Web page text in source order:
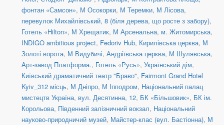
фонтан «Самсон», М Осокорки, М Теремки, М Лісова,
перевулок Михайлівський, 8 (біля дерева, що росте з забору),
Готель «Hilton», М Хрещатик, М Арсенальна, м. Житомирська,
INDIGO ambitious project, Fedoriv Hub, Кирилівська церква, М
Золоті ворота, М Видубичі, Андріївська церква, М Шулявська,
Арт-завод Платформа., Готель «Русь», Український дім,
Київський драматичний театр "Браво", Fairmont Grand Hotel
Kyiv_312 місць, М Дніпро, М Іпподром, Національний палац
мистецтв Україна, вул. Десятинна, 12, БК «Більшовик», БК ім.
Корольова, Південний залізничний вокзал, Національний
науково-природничий музей, Майстер-клас (вул. Бастіонна), М